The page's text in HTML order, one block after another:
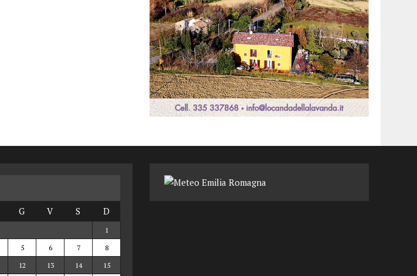
G V S D
1
5 6 7
8
12 13 14 15